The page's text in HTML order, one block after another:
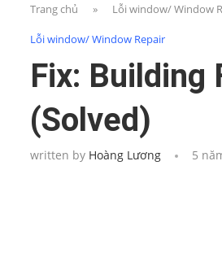
Trang chủ » Lỗi window/ Window
Lỗi window/ Window Repair
Fix: Building
(Solved)
written by Hoàng Lương 5